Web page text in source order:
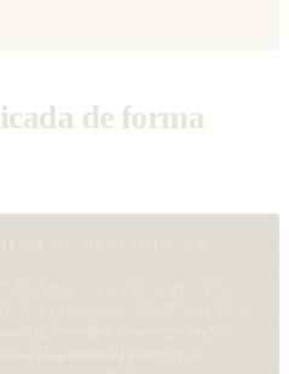
de forma